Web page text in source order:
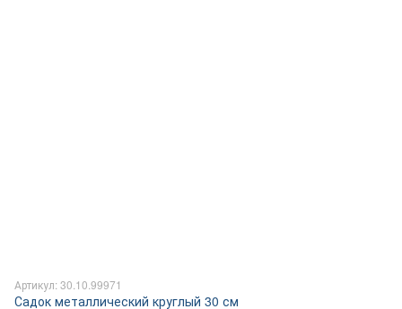
Артикул: 30.10.99971
Садок металлический круглый 30 см